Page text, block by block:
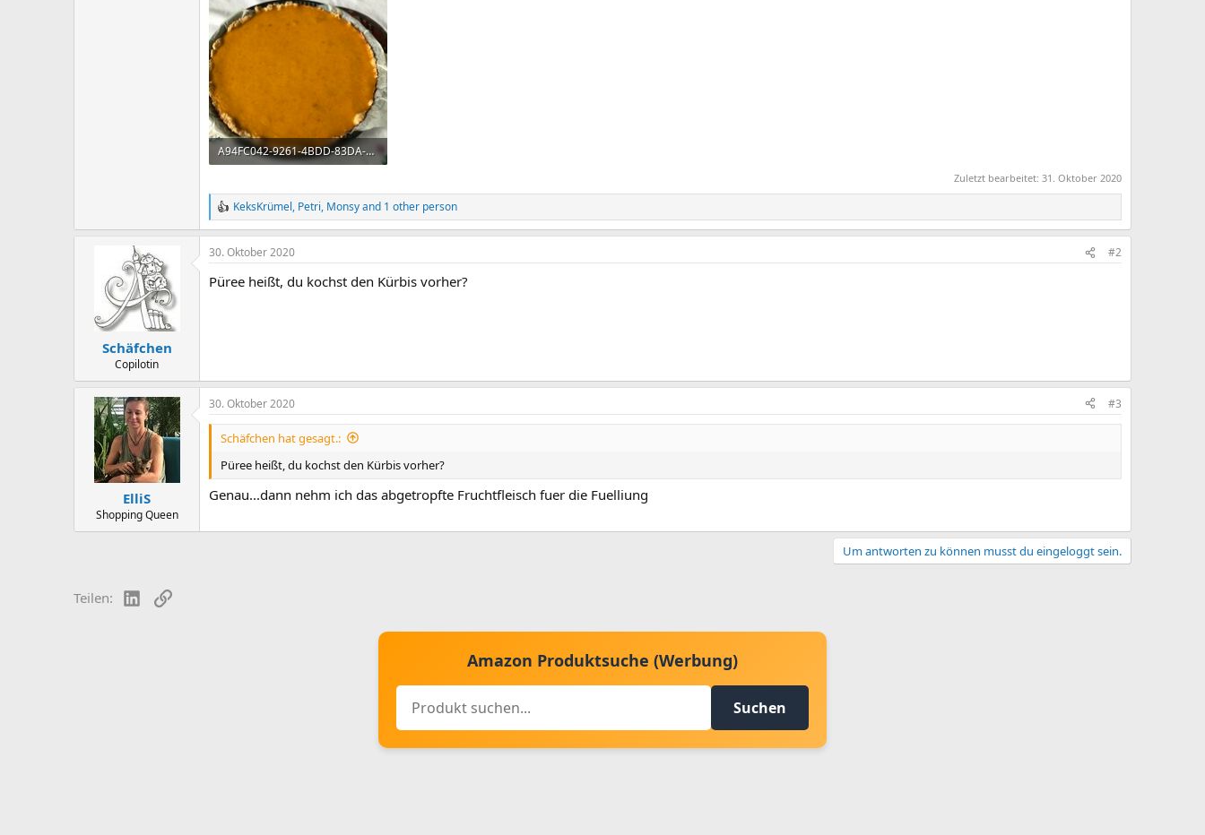
A94FC042-9261-4BDD-83DA-61DEE37E9456.jpeg
Zuletzt bearbeitet: 31. Oktober 2020
R
e
a
c
i
KeksKrümel, Petri, Monsyand 1 other person
Schäfchen
Copilotin
30. Oktober 2020 #2
Püree heißt, du kochst den Kürbis vorher?
ElliS
Shopping Queen
30. Oktober 2020 #3
Schäfchen hat gesagt.:
Püree heißt, du kochst den Kürbis vorher?
Genau...dann nehm ich das abgetropfte Fruchtfleisch fuer die Fuelliung
Um antworten zu können musst du eingeloggt sein.
Teilen: LinkedIn
Link
Amazon Produktsuche (Werbung)
Suchen